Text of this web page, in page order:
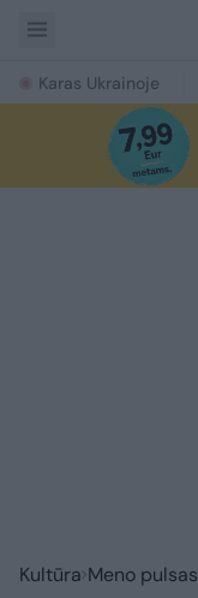
Karas Ukrainoje
Kultūra Meno pulsas